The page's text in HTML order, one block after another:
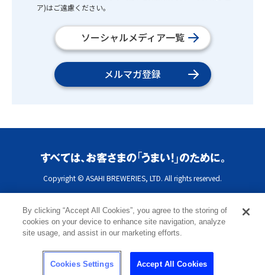
ア)はご遠慮ください。
ソーシャルメディア一覧
メルマガ登録
Copyright © ASAHI BREWERIES, LTD. All rights reserved.
By clicking “Accept All Cookies”, you agree to the storing of
cookies on your device to enhance site navigation, analyze
site usage, and assist in our marketing efforts.
Cookies Settings Accept All Cookies